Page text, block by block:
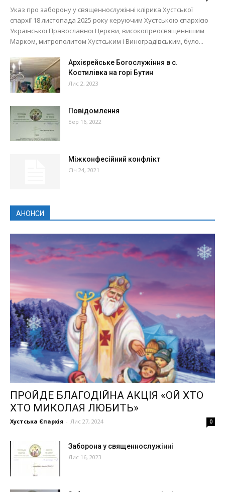
Указ про заборону у священнослужінні клірика Хустської
єпархії 18 листопада 2025 року керуючим Хустською єпархією
Української Православної Церкви, високопреосвященнішим
Марком, митрополитом Хустським і Виноградівським, було...
Архієрейське Богослужіння в с.
Костилівка на горі Бутин
Лис 2, 2023
Повідомлення
Бер 16, 2022
Міжконфесійний конфлікт
Січ 24, 2021
АНОНСИ
ПРОЙДЕ БЛАГОДІЙНА АКЦІЯ «ОЙ ХТО
ХТО МИКОЛАЯ ЛЮБИТЬ»
Хустська Єпархія - Лис 27, 2024 0
Заборона у священнослужінні
Лис 16, 2023